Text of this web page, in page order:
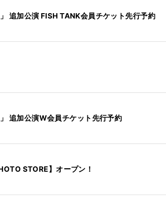
追加公演 FISH TANK会員チケット先行予約
追加公演W会員チケット先行予約
STORE】オープン！